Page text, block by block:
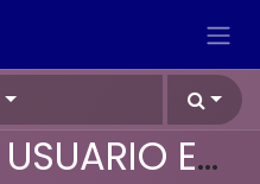
MANUALES DE USUARIO EN ESPAÑOL ODOO 19